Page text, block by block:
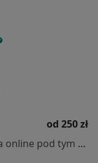
od 250 zł
Specjalista nie oferuje umawiania online pod tym adresem.